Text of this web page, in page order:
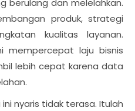
berulang dan melelahkan.
produk, strategi
kualitas layanan.
mempercepat laju bisnis
lebih cepat karena data
nyaris tidak terasa. Itulah